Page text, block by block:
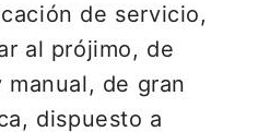
de servicio,
al prójimo, de
de gran
dispuesto a